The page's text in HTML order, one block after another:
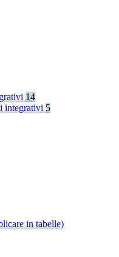
14
integrativi 5
in tabelle)